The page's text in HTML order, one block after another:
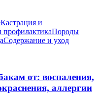
Кастрация и
профилактикаПороды
Содержание и уход
от: воспаления,
аллергии